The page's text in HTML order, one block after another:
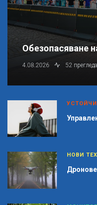
Обезопасяване
4.08.2026 52 прегледа
НОВИ